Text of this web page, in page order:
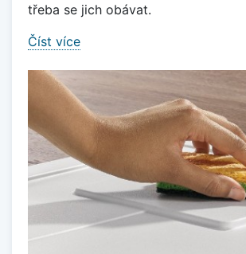
třeba se jich obávat.
Číst více